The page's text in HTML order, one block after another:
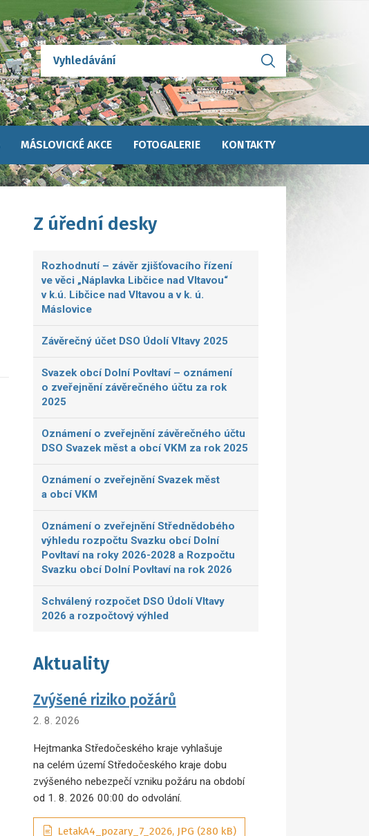
MÁSLOVICKÉ AKCE FOTOGALERIE KONTAKTY
Z úřední desky
Rozhodnutí – závěr zjišťovacího řízení
ve věci „Náplavka Libčice nad Vltavou“
v k.ú. Libčice nad Vltavou a v k. ú.
Máslovice
Závěrečný účet DSO Údolí Vltavy 2025
Svazek obcí Dolní Povltaví – oznámení
o zveřejnění závěrečného účtu za rok
2025
Oznámení o zveřejnění závěrečného účtu
DSO Svazek měst a obcí VKM za rok 2025
Oznámení o zveřejnění Svazek měst
a obcí VKM
Oznámení o zveřejnění Střednědobého
výhledu rozpočtu Svazku obcí Dolní
Povltaví na roky 2026-2028 a Rozpočtu
Svazku obcí Dolní Povltaví na rok 2026
Schválený rozpočet DSO Údolí Vltavy
2026 a rozpočtový výhled
Aktuality
Zvýšené riziko požárů
2. 8. 2026
Hejtmanka Středočeského kraje vyhlašuje
na celém území Středočeského kraje dobu
zvýšeného nebezpečí vzniku požáru na období
od 1. 8. 2026 00:00 do odvolání.
LetakA4_pozary_7_2026, JPG (280 kB)